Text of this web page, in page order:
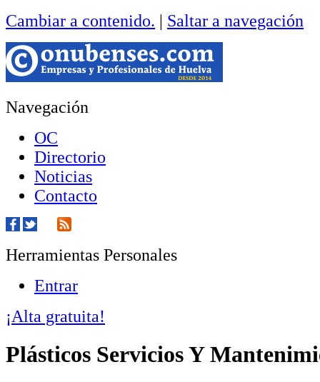
Cambiar a contenido. | Saltar a navegación
Navegación
OC
Directorio
Noticias
Contacto
Herramientas Personales
Entrar
¡Alta gratuita!
Plásticos Servicios Y